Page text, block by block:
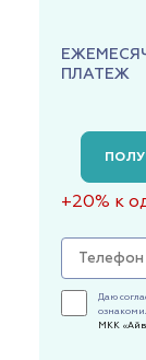
ПЛАТЕЖ
+20% к
Даю
МКК